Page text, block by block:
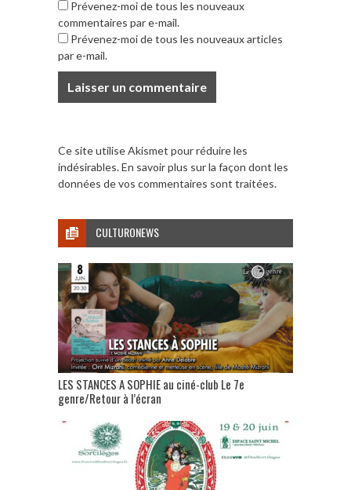
Prévenez-moi de tous les nouveaux
commentaires par e-mail.
Prévenez-moi de tous les nouveaux articles
par e-mail.
Ce site utilise Akismet pour réduire les
indésirables.En savoir plus sur la façon dont les
données de vos commentaires sont traitées.
CULTURONEWS
LES STANCES A SOPHIE au ciné-club Le 7e
genre/Retour à l’écran